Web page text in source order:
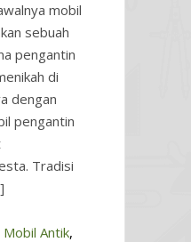
mobil
sebuah
pengantin
di
dengan
pengantin
Tradisi
Mobil Antik,